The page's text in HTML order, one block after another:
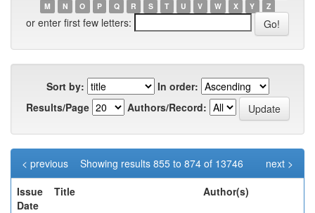
M
N O P Q R S T U V W X Y Z
or enter first few letters:
Sort by:
In order:
Results/Page
Authors/Record:
Showing results 855 to 874 of 13746
< previous
next >
Issue
Date
Title Author(s)